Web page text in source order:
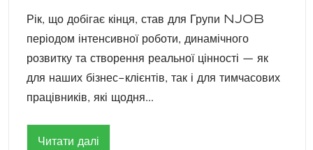
Рік, що добігає кінця, став для Групи NJOB
періодом інтенсивної роботи, динамічного
розвитку та створення реальної цінності — як
для наших бізнес-клієнтів, так і для тимчасових
працівників, які щодня...
Читати далі